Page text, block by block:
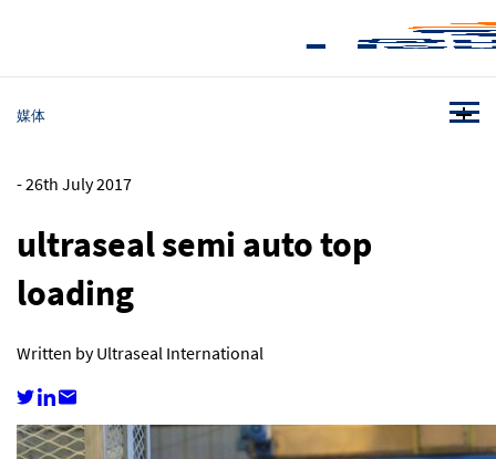
媒体
-26th July 2017
ultraseal semi auto top
loading
Written by Ultraseal International